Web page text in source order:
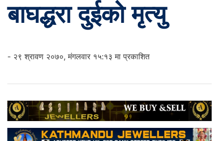
बाघद्धरा दुईको मृत्यु
- २९ श्रावण २०७०, मंगलवार १५:१३ मा प्रकाशित